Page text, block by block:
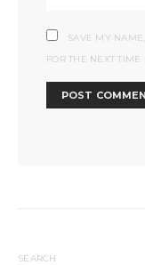
SAVE MY
FOR THE NEXT TIME
SEARCH